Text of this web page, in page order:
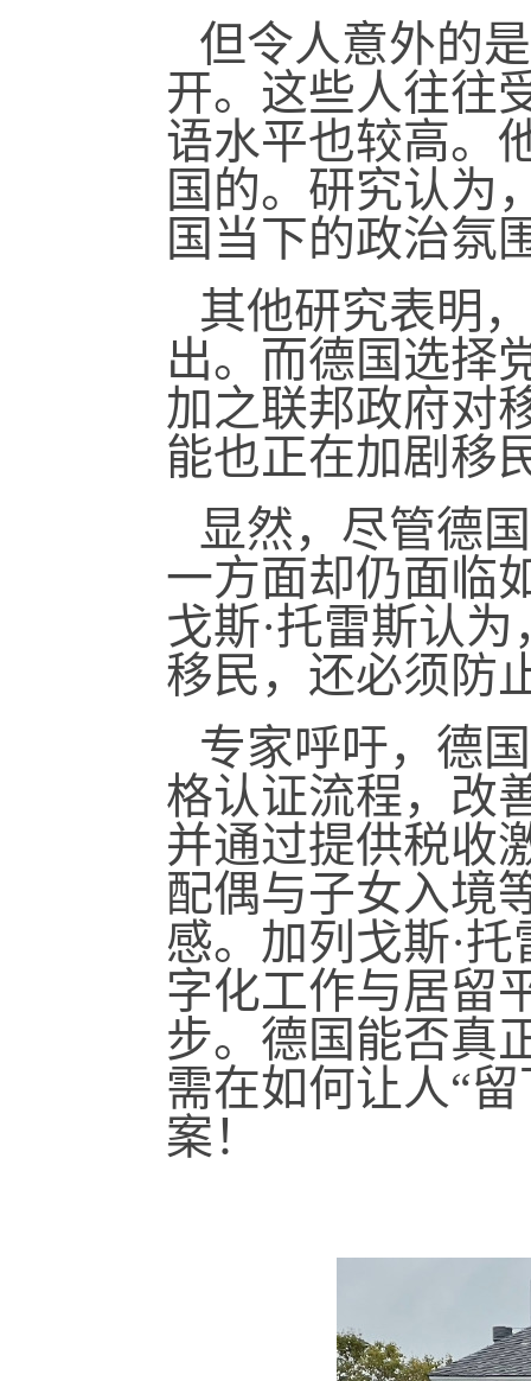
但令人意外的
开。这些人往往
语水平也较高。
国的。研究认为
国当下的政治氛
其他研究表明
出。而德国选择
加之联邦政府对
能也正在加剧移
显然，尽管德
一方面却仍面临
戈斯·托雷斯认
移民，还必须防
专家呼吁，德
格认证流程，改
并通过提供税收
配偶与子女入境
感。加列戈斯·
字化工作与居留
步。德国能否真
需在如何让人“
案！